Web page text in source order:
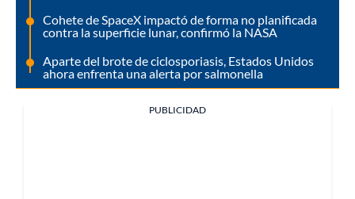
Cohete de SpaceX impactó de forma no planificada
contra la superficie lunar, confirmó la NASA
Aparte del brote de ciclosporiasis, Estados Unidos
ahora enfrenta una alerta por salmonella
PUBLICIDAD